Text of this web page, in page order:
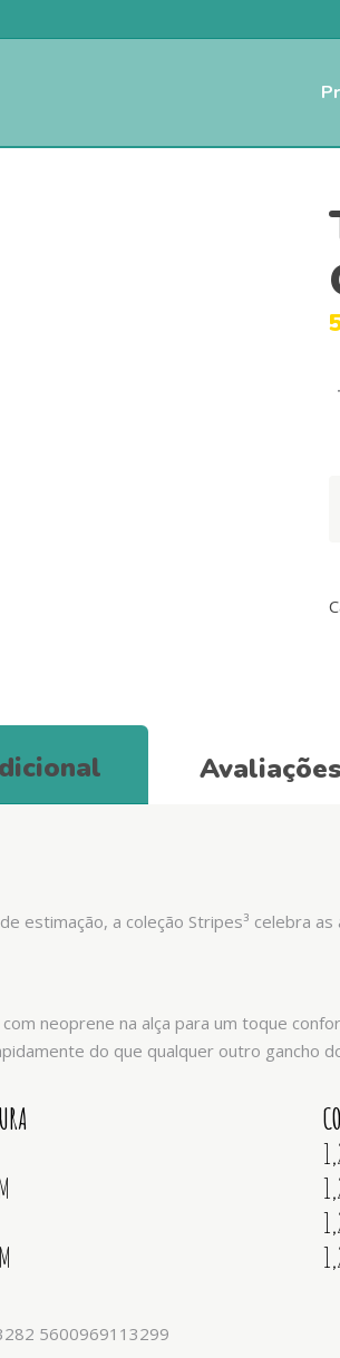
estimação, a coleção Stripes³ celebra
neoprene na alça para um toque
do que qualquer outro gancho
5600969113299